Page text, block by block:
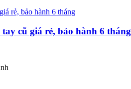
cũ giá rẻ, bảo hành 6 tháng